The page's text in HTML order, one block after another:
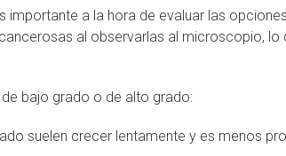
importante a la hora de evaluar las
al observarlas al microscopio,
bajo grado o de alto grado:
suelen crecer lentamente y es menos